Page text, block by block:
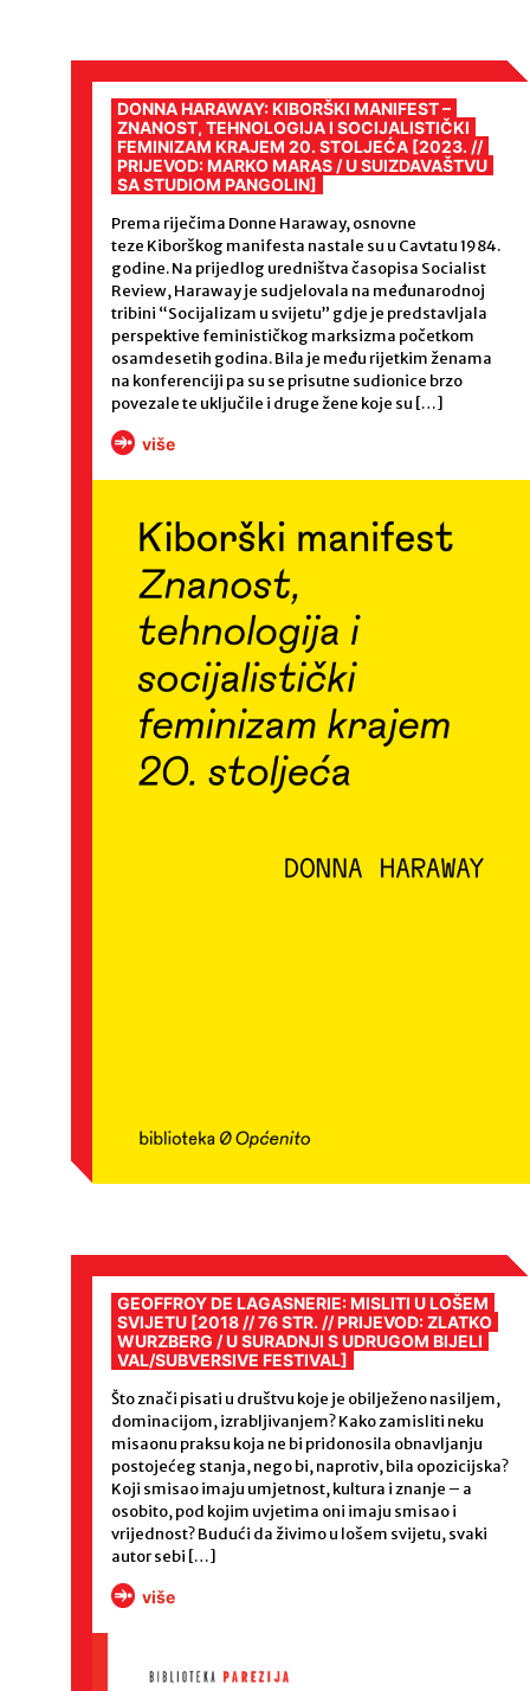
DONNA HARAWAY: KIBORŠKI MANIFEST –
ZNANOST, TEHNOLOGIJA I SOCIJALISTIČKI
FEMINIZAM KRAJEM 20. STOLJEĆA [2023. //
PRIJEVOD: MARKO MARAS / U SUIZDAVAŠTVU
SA STUDIOM PANGOLIN]
Prema riječima Donne Haraway, osnovne
teze Kiborškog manifesta nastale su u Cavtatu 1984.
godine. Na prijedlog uredništva časopisa Socialist
Review, Haraway je sudjelovala na međunarodnoj
tribini “Socijalizam u svijetu” gdje je predstavljala
perspektive feminističkog marksizma početkom
osamdesetih godina. Bila je među rijetkim ženama
na konferenciji pa su se prisutne sudionice brzo
povezale te uključile i druge žene koje su […]
više
GEOFFROY DE LAGASNERIE: MISLITI U LOŠEM
SVIJETU [2018 // 76 STR. // PRIJEVOD: ZLATKO
WURZBERG / U SURADNJI S UDRUGOM BIJELI
VAL/SUBVERSIVE FESTIVAL]
Što znači pisati u društvu koje je obilježeno nasiljem,
dominacijom, izrabljivanjem? Kako zamisliti neku
misaonu praksu koja ne bi pridonosila obnavljanju
postojećeg stanja, nego bi, naprotiv, bila opozicijska?
Koji smisao imaju umjetnost, kultura i znanje – a
osobito, pod kojim uvjetima oni imaju smisao i
vrijednost? Budući da živimo u lošem svijetu, svaki
autor sebi […]
više